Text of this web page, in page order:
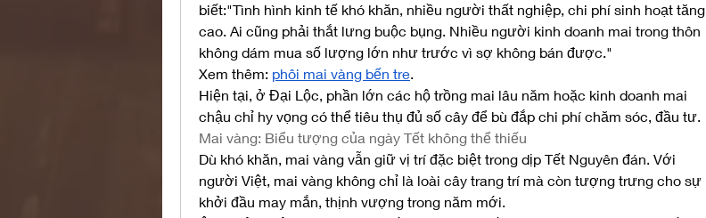
biết:"Tình hình kinh tế khó khăn, nhiều người thất nghiệp, chi phí sinh hoạt tăng
cao. Ai cũng phải thắt lưng buộc bụng. Nhiều người kinh doanh mai trong thôn
không dám mua số lượng lớn như trước vì sợ không bán được."
Xem thêm: phôi mai vàng bến tre.
Hiện tại, ở Đại Lộc, phần lớn các hộ trồng mai lâu năm hoặc kinh doanh mai
chậu chỉ hy vọng có thể tiêu thụ đủ số cây để bù đắp chi phí chăm sóc, đầu tư.
Mai vàng: Biểu tượng của ngày Tết không thể thiếu
Dù khó khăn, mai vàng vẫn giữ vị trí đặc biệt trong dịp Tết Nguyên đán. Với
người Việt, mai vàng không chỉ là loài cây trang trí mà còn tượng trưng cho sự
khởi đầu may mắn, thịnh vượng trong năm mới.